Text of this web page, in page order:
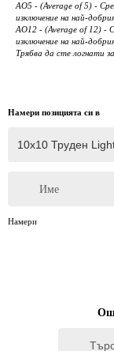
AO5 - (Average of 5) -
изключение на най-
AO12 - (Average of 12) -
изключение на най-
Трябва да сте логнати
Намери позицията си в
Име
Намери